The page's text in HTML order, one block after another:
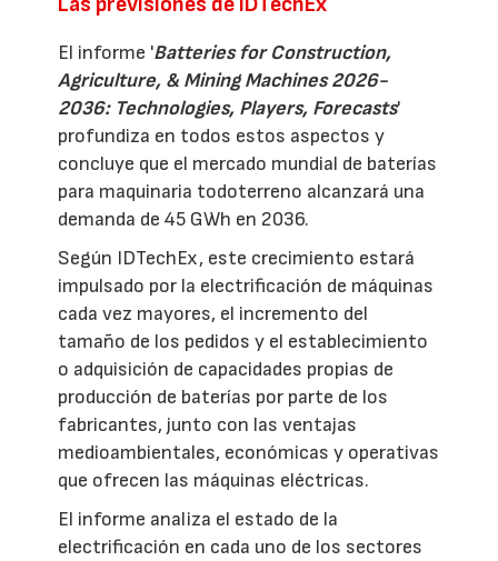
El informe 'Batteries for Construction,
Agriculture, & Mining Machines 2026-
2036: Technologies, Players, Forecasts'
profundiza en todos estos aspectos y
concluye que el mercado mundial de baterías
para maquinaria todoterreno alcanzará una
demanda de 45 GWh en 2036.
Según IDTechEx, este crecimiento estará
impulsado por la electrificación de máquinas
cada vez mayores, el incremento del
tamaño de los pedidos y el establecimiento
o adquisición de capacidades propias de
producción de baterías por parte de los
fabricantes, junto con las ventajas
medioambientales, económicas y operativas
que ofrecen las máquinas eléctricas.
El informe analiza el estado de la
electrificación en cada uno de los sectores